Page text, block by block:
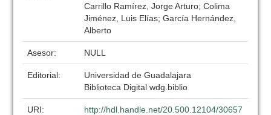
Carrillo Ramírez, Jorge Arturo; Colima
Jiménez, Luis Elías; García Hernández,
Alberto
Asesor: NULL
Editorial:
Universidad de Guadalajara
Biblioteca Digital wdg.biblio
URI:
http://hdl.handle.net/20.500.12104/30657